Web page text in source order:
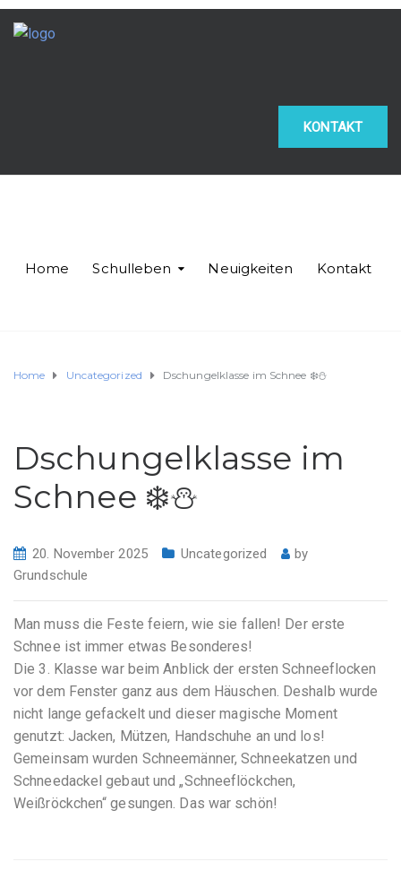
KONTAKT
Home Schulleben Neuigkeiten Kontakt
Home Uncategorized Dschungelklasse im Schnee ❄️⛄️
Dschungelklasse im
Schnee ❄️⛄️
20. November 2025 Uncategorized
by
Grundschule
Man muss die Feste feiern, wie sie fallen! Der erste
Schnee ist immer etwas Besonderes!
Die 3. Klasse war beim Anblick der ersten Schneeflocken
vor dem Fenster ganz aus dem Häuschen. Deshalb wurde
nicht lange gefackelt und dieser magische Moment
genutzt: Jacken, Mützen, Handschuhe an und los!
Gemeinsam wurden Schneemänner, Schneekatzen und
Schneedackel gebaut und „Schneeflöckchen,
Weißröckchen“ gesungen. Das war schön!